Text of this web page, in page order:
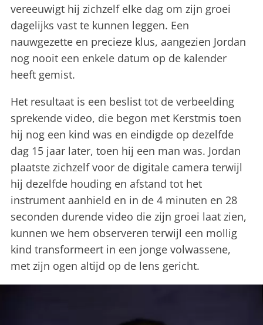
vereeuwigt hij zichzelf elke dag om zijn groei
dagelijks vast te kunnen leggen. Een
nauwgezette en precieze klus, aangezien Jordan
nog nooit een enkele datum op de kalender
heeft gemist.
Het resultaat is een beslist tot de verbeelding
sprekende video, die begon met Kerstmis toen
hij nog een kind was en eindigde op dezelfde
dag 15 jaar later, toen hij een man was. Jordan
plaatste zichzelf voor de digitale camera terwijl
hij dezelfde houding en afstand tot het
instrument aanhield en in de 4 minuten en 28
seconden durende video die zijn groei laat zien,
kunnen we hem observeren terwijl een mollig
kind transformeert in een jonge volwassene,
met zijn ogen altijd op de lens gericht.